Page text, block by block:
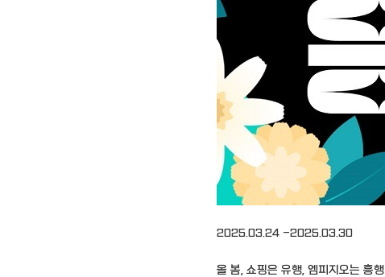
2025.03.24 -2025.03.30
올 봄, 쇼핑은 유행, 엠피지오는 흥행